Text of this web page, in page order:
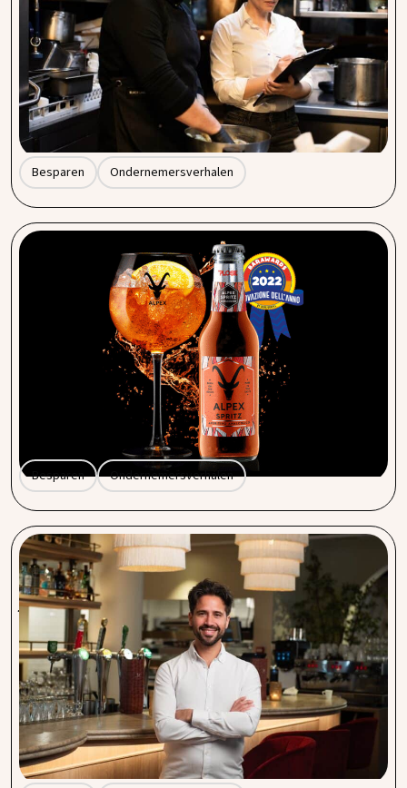
Elke horecazaak produceert afval. Maar wist je dat
afvalverwerking je onnodig veel geld kan kosten als je niet
kritisch kijkt naar je contracten, frequentie en leveranciers?
Bij Procent by Entegra helpen we horecaondernemers om
hun afvalproces niet alleen efficiënter, maar vooral ook
goedkoper in te richten – met een gemiddelde besparing
van 20% per jaar.
Besparen Ondernemersverhalen
Ontdek Alpex Spritz: dé alcoholvrije Spritz voor
deze zomer!
Een goed alcoholvrij alternatief vinden is soms makkelijker
gezegd dan gedaan. Zeker als je zoekt naar iets dat niet
alleen lekker is, maar ook stijlvol en volwassen aanvoelt.
Maak kennis met Alpex Spritz: een verfijnd alcoholvrij
aperitief dat rechtstreeks uit Italië komt en is ontwikkeld
in samenwerking met de bartenderschool van Milaan.
Besparen Ondernemersverhalen
Besparen zonder gedoe: hoe collectieve inkoop
jouw horecazaak duizenden euro’s oplevert.
Als horecaondernemer weet je als geen ander dat elke euro
telt. Van verse ingrediënten en dranken tot verzekeringen
en energie: de inkoopkosten stapelen zich snel op. Daarom
kiezen steeds meer horecabedrijven voor collectieve
inkoop. Bij Procent by Entegra laten we zien dat slimme
samenwerkingen niet alleen euro’s, maar ook kostbare tijd
en kopzorgen besparen.